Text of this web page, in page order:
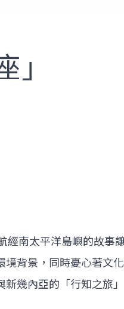
南太平洋島嶼的故
背景，同時憂心著文
新幾內亞的「行知之旅